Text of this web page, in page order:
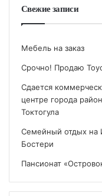
Свежие записи
Мебель на заказ
Срочно! Продаю
Сдается
центре города
Токтогула
Семейный отдых на
Бостери
Пансионат